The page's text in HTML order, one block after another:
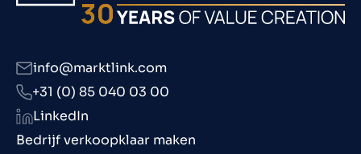
Bedrijf verkoopklaar maken
info@marktlink.com
+31 (0) 85 040 03 00
LinkedIn